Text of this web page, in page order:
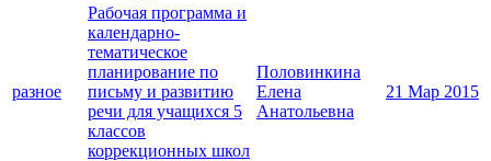
разное
Рабочая программа и
календарно-
тематическое
планирование по
письму и развитию
речи для учащихся 5
классов
коррекционных школ
Половинкина
Елена
Анатольевна
21 Мар 2015